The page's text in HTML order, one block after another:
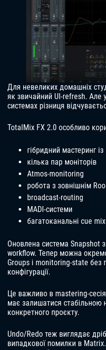
Для невеликих домашніх
як звичайний UI-refresh. Але
системах різниця
TotalMix FX 2.0 особливо
гібридний мастеринг
кілька пар моніторів
Atmos-monitoring
робота з зовнішнім
broadcast-routing
MADI-системи
багатоканальні cue
Оновлена система Snapshot
workflow. Тепер можна
Groups і monitoring-state без
конфігурації.
Це важливо в mastering-
має залишатися стабільною
конкретного проєкту.
Undo/Redo теж виглядає
випадкової помилки в